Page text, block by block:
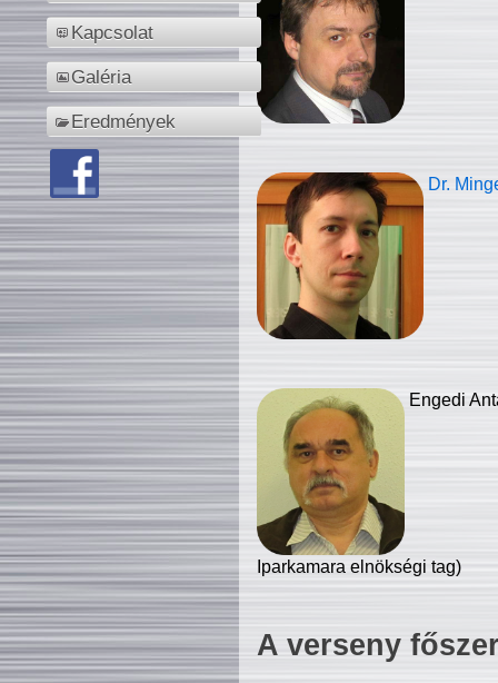
Kapcsolat
Galéria
Eredmények
Dr.
Engedi
Iparkamara elnökségi tag)
A verseny